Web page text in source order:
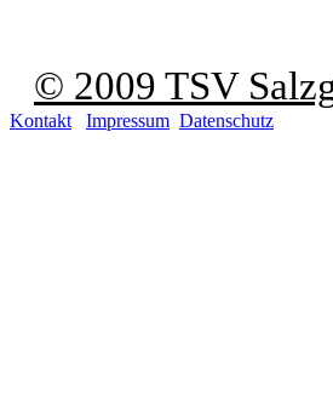
© 2009 TSV
Kontakt Impressum Datenschutz